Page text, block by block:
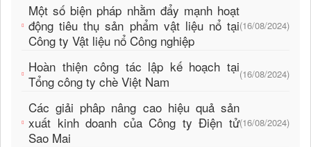
Một số biện pháp nhằm đẩy mạnh hoạt
động tiêu thụ sản phẩm vật liệu nổ tại
Công ty Vật liệu nổ Công nghiệp
(16/08/2024)
Hoàn thiện công tác lập kế hoạch tại
Tổng công ty chè Việt Nam
(16/08/2024)
Các giải phâp nâng cao hiệu quả sản
xuất kinh doanh của Công ty Điện tử
Sao Mai
(16/08/2024)